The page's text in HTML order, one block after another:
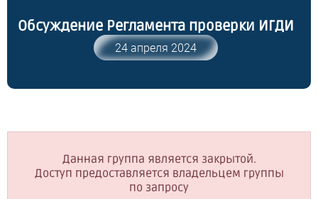
Обсуждение Регламента проверки ИГДИ
24 апреля 2024
Данная группа является закрытой.
Доступ предоставляется владельцем группы
по запросу